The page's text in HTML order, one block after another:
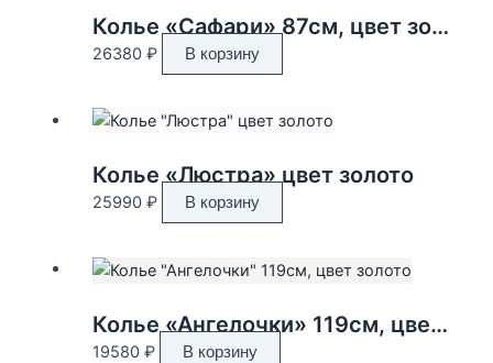
Колье «Сафари» 87см, цвет золото
26380 ₽ В корзину
Колье «Люстра» цвет золото
25990 ₽ В корзину
Колье «Ангелочки» 119см, цвет золото
19580 ₽ В корзину